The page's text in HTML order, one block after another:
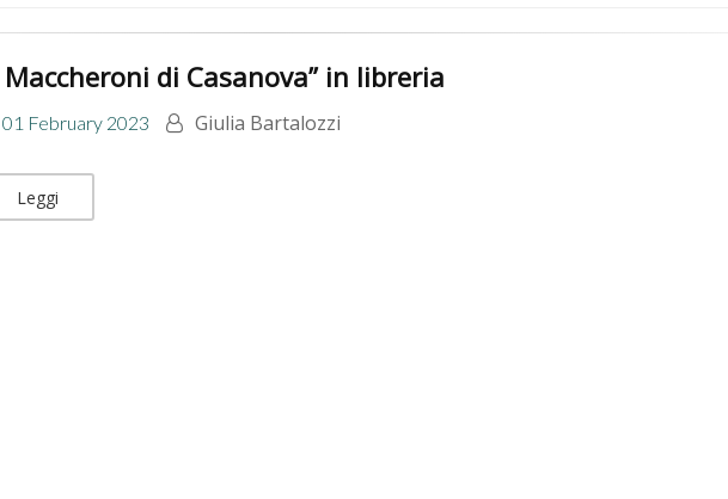
Maccheroni di Casanova” in libreria
01 February 2023 Giulia Bartalozzi
Leggi